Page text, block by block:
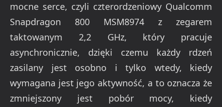
mocne serce, czyli czterordzeniowy Qualcomm
Snapdragon 800 MSM8974 z zegarem
taktowanym 2,2 GHz, który pracuje
asynchronicznie, dzięki czemu każdy rdzeń
zasilany jest osobno i tylko wtedy, kiedy
wymagana jest jego aktywność, a to oznacza że
zmniejszony jest pobór mocy, kiedy